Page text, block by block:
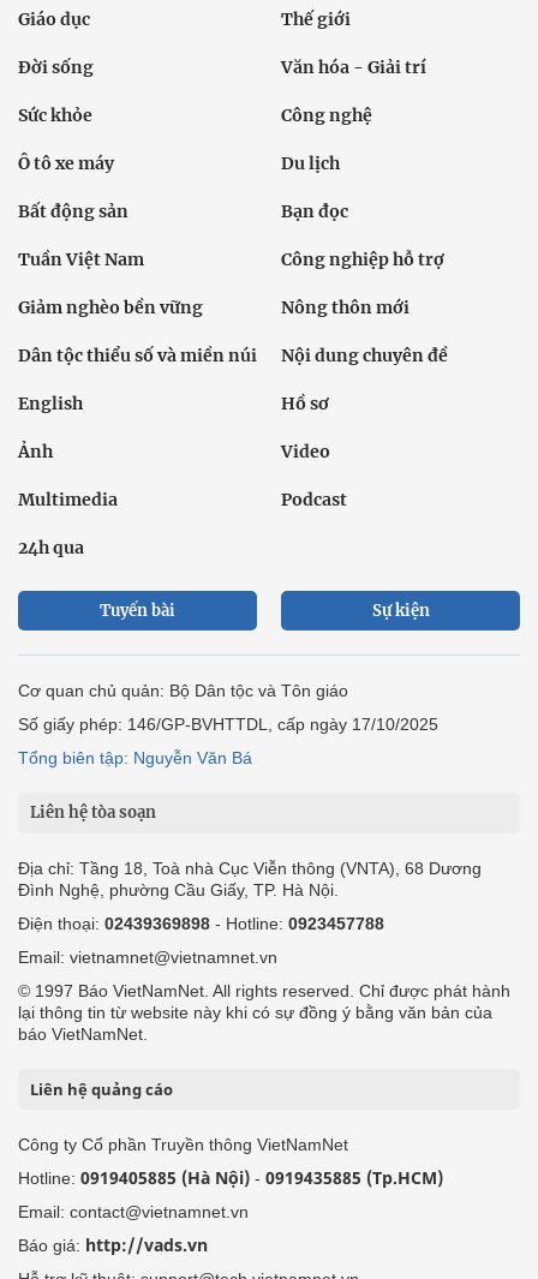
Giáo dục Thế giới
Đời sống Văn hóa - Giải trí
Sức khỏe Công nghệ
Ô tô xe máy Du lịch
Bất động sản Bạn đọc
Tuần Việt Nam Công nghiệp hỗ trợ
Giảm nghèo bền vững Nông thôn mới
Dân tộc thiểu số và miền núi Nội dung chuyên đề
English Hồ sơ
Ảnh Video
Multimedia Podcast
24h qua
Tuyến bài Sự kiện
Cơ quan chủ quản: Bộ Dân tộc và Tôn giáo
Số giấy phép: 146/GP-BVHTTDL, cấp ngày 17/10/2025
Tổng biên tập: Nguyễn Văn Bá
Liên hệ tòa soạn
Địa chỉ: Tầng 18, Toà nhà Cục Viễn thông (VNTA), 68 Dương
Đình Nghệ, phường Cầu Giấy, TP. Hà Nội.
Điện thoại: 02439369898 - Hotline: 0923457788
Email: vietnamnet@vietnamnet.vn
© 1997 Báo VietNamNet. All rights reserved. Chỉ được phát hành
lại thông tin từ website này khi có sự đồng ý bằng văn bản của
báo VietNamNet.
Liên hệ quảng cáo
Công ty Cổ phần Truyền thông VietNamNet
Hotline: 0919405885 (Hà Nội) - 0919435885 (Tp.HCM)
Email: contact@vietnamnet.vn
Báo giá: http://vads.vn